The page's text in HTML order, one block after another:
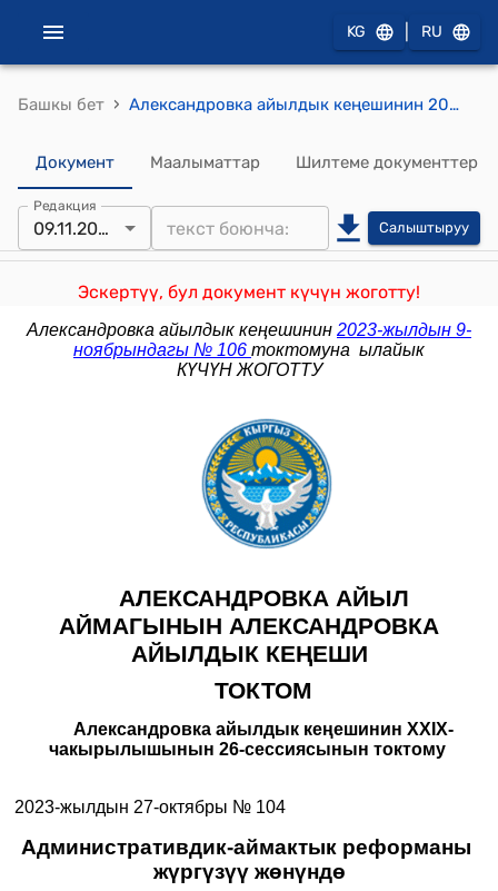
KG RU
Башкы бет › Александровка айылдык кеңешинин 2023-жылдын 27-октябры № 104 "Административдик-аймактык реформаны жүргүзүү жөнүндө" токтому
Документ Маалыматтар Шилтеме документтер
Редакция
09.11.2023 Салыштыруу
Эскертүү, бул документ күчүн жоготту!